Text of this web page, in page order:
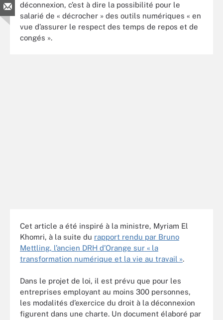
déconnexion, c’est à dire la possibilité pour le
salarié de « décrocher » des outils numériques « en
vue d’assurer le respect des temps de repos et de
congés ».
Cet article a été inspiré à la ministre, Myriam El
Khomri, à la suite du rapport rendu par Bruno
Mettling, l’ancien DRH d’Orange sur « la
transformation numérique et la vie au travail ».
Dans le projet de loi, il est prévu que pour les
entreprises employant au moins 300 personnes,
les modalités d’exercice du droit à la déconnexion
figurent dans une charte. Un document élaboré par